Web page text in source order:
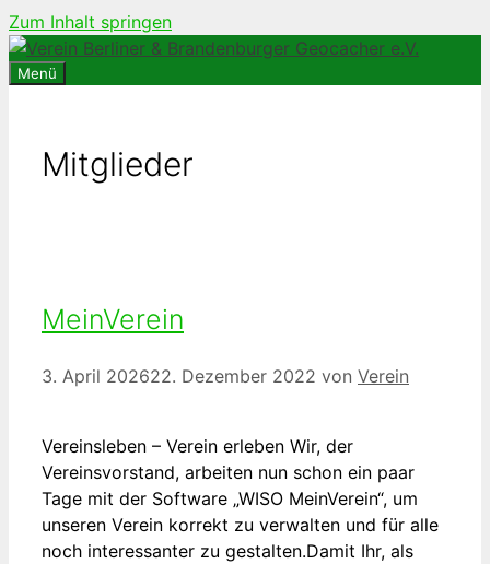
Zum Inhalt springen
Menü
Mitglieder
MeinVerein
3. April 202622. Dezember 2022 von Verein
Vereinsleben – Verein erleben Wir, der
Vereinsvorstand, arbeiten nun schon ein paar
Tage mit der Software „WISO MeinVerein“, um
unseren Verein korrekt zu verwalten und für alle
noch interessanter zu gestalten.Damit Ihr, als